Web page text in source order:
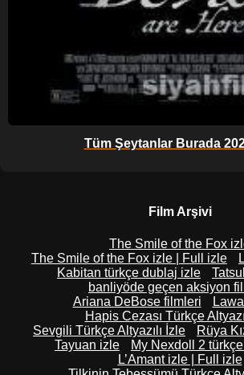
Tüm Şeytanlar Burada
Film Arşivi
The Smile of the Fox
The Smile of the Fox izle | Full izle
Kabitan türkçe dublaj izle
banliyöde geçen aksiyon
Ariana DeBose filmleri
Hapis Cezası Türkçe
Sevgili Türkçe Altyazılı İzle
Rüya
Tayuan izle
My Nexdoll 2
L’Amant izle | Full izle